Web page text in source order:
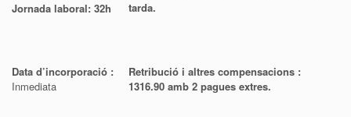
Jornada laboral: 32h
tarda.
Data d’incorporació :
Inmediata
Retribució i altres compensacions :
1316.90 amb 2 pagues extres.